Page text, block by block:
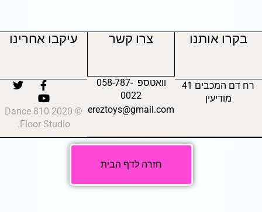
בקרו אותנו
רח דם המכבים 41
מודיעין
צרו קשר
וואטספ 058-787-
0022
ereztoys@gmail.com
עיקבו אחרינו
© 2020 810 Dance
Floor Studio.
חזרה לדף הבית